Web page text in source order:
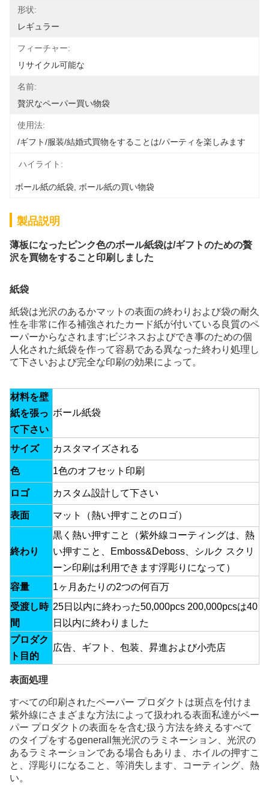
形状:
レギュラー
フィーチャー:
リサイクル可能な
名前:
贅沢なペーパー買い物袋
使用法:
/ギフト/服装/結婚式買物をすることは/パーティを楽しみます
ハイライト:
ボール紙の紙袋 ボール紙の買い物袋
製品説明
薄板になったピンク色のボール紙袋は/ギフトのための贅
沢を買物をすること印刷しました
紙袋
紙袋は光沢のあるかマットの表面の終わりおよび袋の耐久
性を非常に作る補強されたカード紙が付いている良質のペ
ーパーからなされます;ビジネスおよびでき事のための個
人化された紙袋を作って容易である異なった終わり処理し
て下さいおよび完全な印刷の効果によって。
材料を壁
紙を張っ
て下さい
ボール紙袋
サイズ カスタマイズされる
色 1色のオフセット印刷
ロゴ カスタム設計して下さい
表面 マット（熱い押すことのロゴ）
終わり
黒く熱い押すこと（紫外線コーティングは、熱
い押すこと、Emboss&Deboss、シルク スクリ
ーン印刷は利用できます浮彫りになって）
容量
1ヶ月あたりの2つの何百万
受渡し時
間
25日以内に終わった50,000pcs 200,000pcsは40
日以内に終わりました
プロダク
ト目的
広告、ギフト、包装、昇進および小売店
表面処理
すべての印刷されたペーパー プロダクトは斑点を付けま
紫外線にさまざまな方法によって扱われる表面私達がペー
パー プロダクトの表面をを含む扱う方法を終えるすべて
のタイプをするgenerall無光沢のラミネーション、光沢の
あるラミネーションである場合もありま、ホイルの押すこ
と、浮彫りになること、等消失します、コーティング、熱
い。